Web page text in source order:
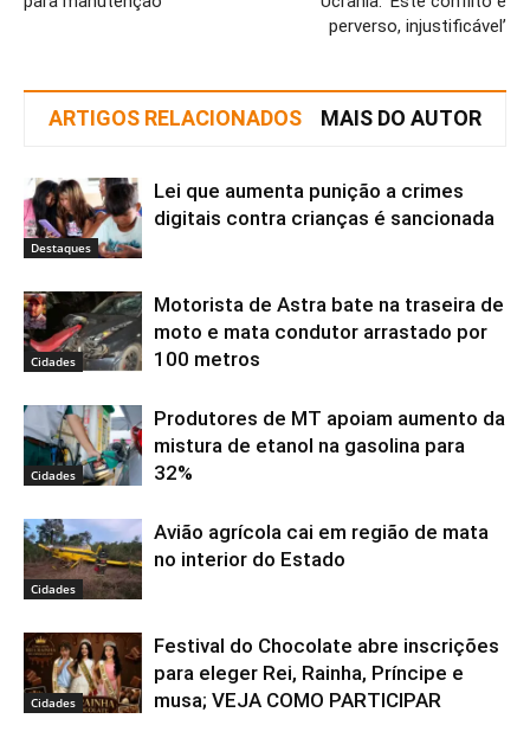
perverso, injustificável’
ARTIGOS RELACIONADOS MAIS DO AUTOR
Destaques
Lei que aumenta punição a crimes
digitais contra crianças é sancionada
Cidades
Motorista de Astra bate na traseira de
moto e mata condutor arrastado por
100 metros
Cidades
Produtores de MT apoiam aumento da
mistura de etanol na gasolina para
32%
Cidades
Avião agrícola cai em região de mata
no interior do Estado
Cidades
Festival do Chocolate abre inscrições
para eleger Rei, Rainha, Príncipe e
musa; VEJA COMO PARTICIPAR